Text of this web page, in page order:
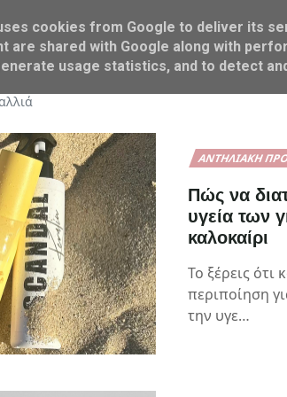
BEAUTY AROUND US ΜΑΜΑ & ΠΑΙΔΙ
ΑΝΤΗΛΙΑΚΉ
Πώς να
υγεία των
καλοκαίρι
Το ξέρεις ότι
περιποίηση
την υγε…
cookies from Google to deliver its
are shared with Google along with
usage statistics, and to detect